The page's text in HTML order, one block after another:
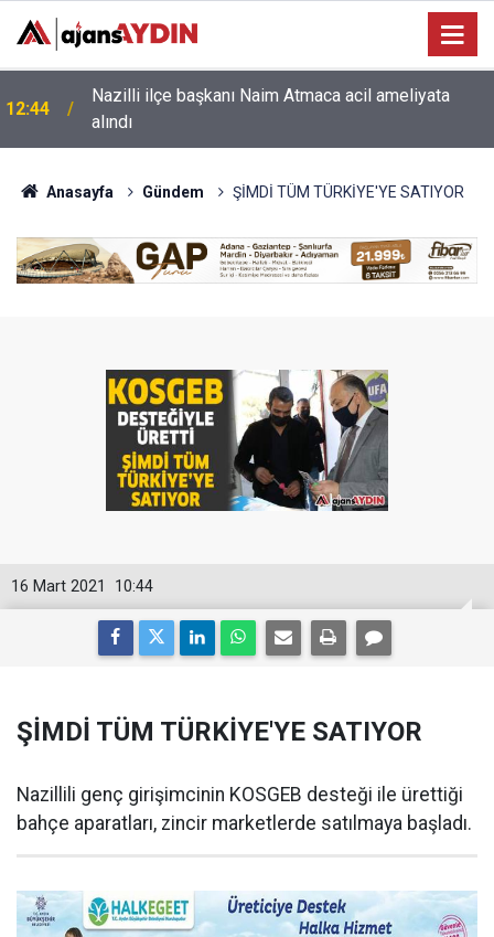
12:44
Nazilli ilçe başkanı Naim Atmaca acil ameliyata
alındı
Anasayfa Gündem ŞİMDİ TÜM TÜRKİYE'YE SATIYOR
10:44
16 Mart 2021
ŞİMDİ TÜM TÜRKİYE'YE SATIYOR
Nazillili genç girişimcinin KOSGEB desteği ile ürettiği
bahçe aparatları, zincir marketlerde satılmaya başladı.